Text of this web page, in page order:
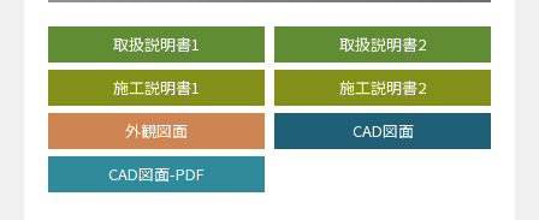
取扱説明書1
取扱説明書2
施工説明書1
施工説明書2
外観図面
CAD図面
CAD図面-PDF